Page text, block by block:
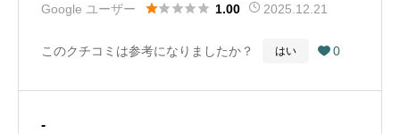
Google ユーザー
 1.00 2025.12.21
このクチコミは参考になりましたか？ はい  0
-